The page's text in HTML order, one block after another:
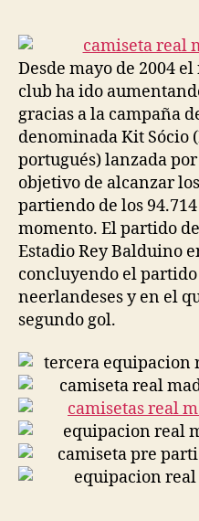
entrada
Desde mayo de 2004
club ha ido
gracias a la campaña
denominada Kit Sócio
portugués) lanzada
objetivo de alcanzar
partiendo de los
momento. El partido
Estadio Rey Balduino
concluyendo el
neerlandeses y en el
segundo gol.